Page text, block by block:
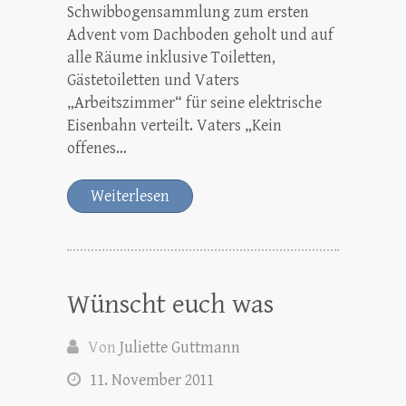
Schwibbogensammlung zum ersten
Advent vom Dachboden geholt und auf
alle Räume inklusive Toiletten,
Gästetoiletten und Vaters
„Arbeitszimmer“ für seine elektrische
Eisenbahn verteilt. Vaters „Kein
offenes…
Weiterlesen
Wünscht euch was
Von Juliette Guttmann
11. November 2011